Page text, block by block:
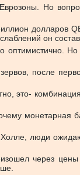
Но
долларов
он
Но
после
люди
через цены